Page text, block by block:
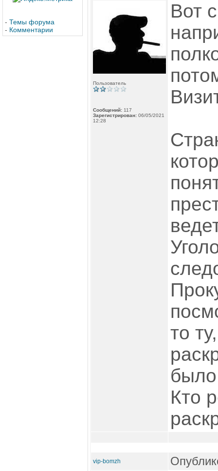
- Темы форума
- Комментарии
Пользователь
Сообщений: 117
Зарегистрирован: 06/05/2021
12:28
Вот
то
Кто
vip-bomzh